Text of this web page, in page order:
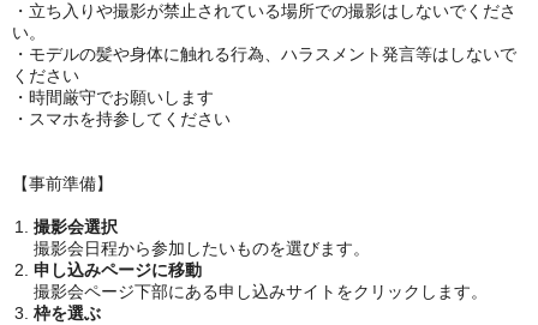
・立ち入りや撮影が禁止されている場所での撮影はしないでくださ
い。
・モデルの髪や身体に触れる行為、ハラスメント発言等はしないで
ください
・時間厳守でお願いします
・スマホを持参してください
【事前準備】
撮影会選択
撮影会日程から参加したいものを選びます。
申し込みページに移動
撮影会ページ下部にある申し込みサイトをクリックします。
枠を選ぶ